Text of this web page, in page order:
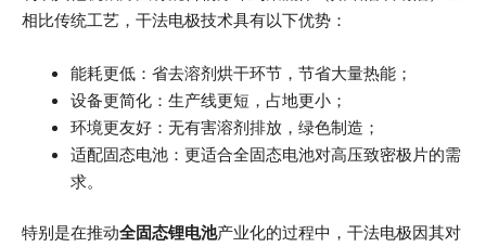
相比传统工艺，干法电极技术具有以下优势：
能耗更低：省去溶剂烘干环节，节省大量热能；
设备更简化：生产线更短，占地更小；
环境更友好：无有害溶剂排放，绿色制造；
适配固态电池：更适合全固态电池对高压致密极片的需
求。
特别是在推动全固态锂电池产业化的过程中，干法电极因其对